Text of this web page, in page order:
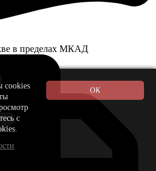
в пределах МКАД
cookies
с